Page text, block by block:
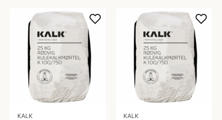
KALK KALK